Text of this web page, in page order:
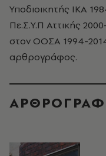
Υποδιοικητής ΙΚΑ
Πε.Σ.Υ.Π Αττικής
στον ΟΟΣΑ 1994-
αρθρογράφος.